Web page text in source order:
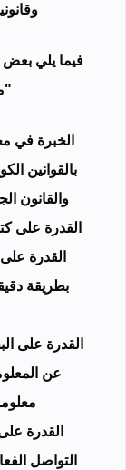
فيما يلي بعض
الخبرة في
بالقوانين
والقانون
القدرة على
القدرة
بطريقة
القدرة على
عن
القدرة
التواصل